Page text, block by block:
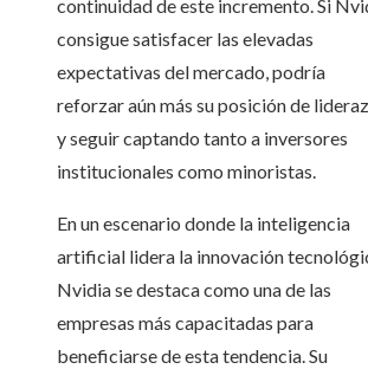
continuidad de este incremento. Si
consigue satisfacer las elevadas
expectativas del mercado, podría
reforzar aún más su posición de
y seguir captando tanto a inversores
institucionales como minoristas.
En un escenario donde la inteligencia
artificial lidera la innovación
Nvidia se destaca como una de las
empresas más capacitadas para
beneficiarse de esta tendencia. Su